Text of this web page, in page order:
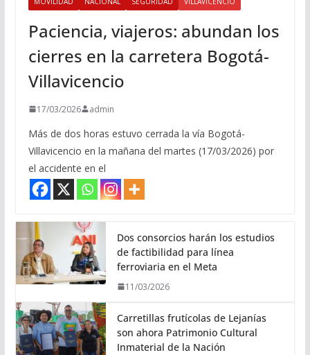
Paciencia, viajeros: abundan los
cierres en la carretera Bogotá-
Villavicencio
17/03/2026 admin
Más de dos horas estuvo cerrada la vía Bogotá-
Villavicencio en la mañana del martes (17/03/2026) por
el accidente en el
Dos consorcios harán los estudios
de factibilidad para línea
ferroviaria en el Meta
11/03/2026
Carretillas frutícolas de Lejanías
son ahora Patrimonio Cultural
Inmaterial de la Nación